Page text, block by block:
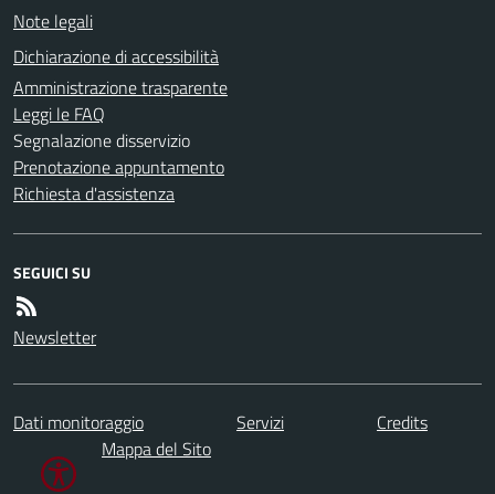
Note legali
Dichiarazione di accessibilità
Amministrazione trasparente
Leggi le FAQ
Segnalazione disservizio
Prenotazione appuntamento
Richiesta d'assistenza
SEGUICI SU
Newsletter
Dati monitoraggio Servizi
Credits
Mappa del Sito